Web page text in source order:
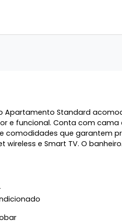
Apartamento Standard
e funcional. Conta com cama
comodidades que garantem
e Smart TV. O